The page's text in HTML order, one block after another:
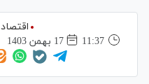
اقتصاد
11:37
17 بهمن 1403